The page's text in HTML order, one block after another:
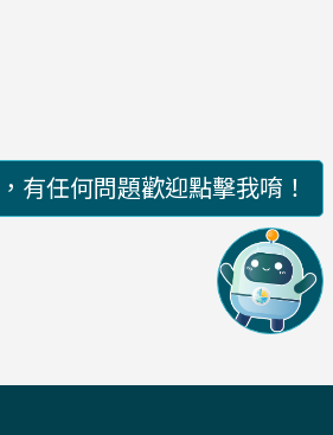
有任何問題歡迎點擊我唷！